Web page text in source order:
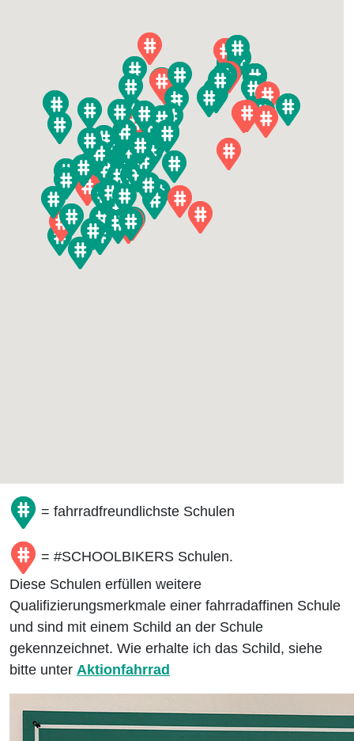
= fahrradfreundlichste Schulen
= #SCHOOLBIKERS Schulen.
Diese Schulen erfüllen weitere
Qualifizierungsmerkmale einer fahrradaffinen Schule
und sind mit einem Schild an der Schule
gekennzeichnet. Wie erhalte ich das Schild, siehe
bitte unter Aktionfahrrad